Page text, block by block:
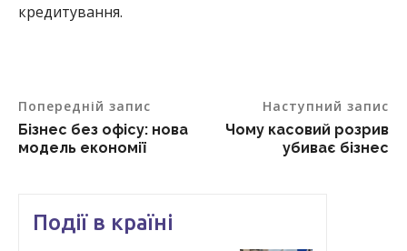
кредитування.
Попередній запис
Бізнес без офісу: нова
модель економії
Наступний запис
Чому касовий розрив
убиває бізнес
Події в країні